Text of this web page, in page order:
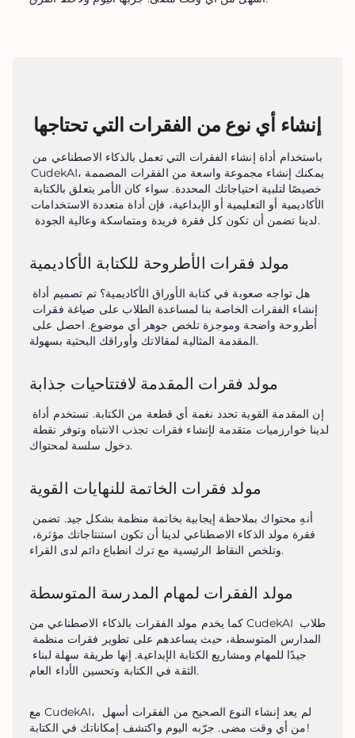
إنشاء أي نوع من الفقرات التي تحتاجها
باستخدام أداة إنشاء الفقرات التي تعمل بالذكاء الاصطناعي من
CudekAI، يمكنك إنشاء مجموعة واسعة من الفقرات المصممة
خصيصًا لتلبية احتياجاتك المحددة. سواء كان الأمر يتعلق بالكتابة
الأكاديمية أو التعليمية أو الإبداعية، فإن أداة متعددة الاستخدامات
لدينا تضمن أن تكون كل فقرة فريدة ومتماسكة وعالية الجودة.
مولد فقرات الأطروحة للكتابة الأكاديمية
المقدمة المثالية لمقالاتك وأوراقك البحثية بسهولة.
مولد فقرات المقدمة لافتتاحيات جذابة
دخول سلسة لمحتواك.
مولد فقرات الخاتمة للنهايات القوية
وتلخص النقاط الرئيسية مع ترك انطباع دائم لدى القراء.
مولد الفقرات لمهام المدرسة المتوسطة
كما يخدم مولد الفقرات بالذكاء الاصطناعي من CudekAI طلاب
الثقة في الكتابة وتحسين الأداء العام.
مع CudekAI، لم يعد إنشاء النوع الصحيح من الفقرات أسهل
من أي وقت مضى. جرّبه اليوم واكتشف إمكاناتك في الكتابة!